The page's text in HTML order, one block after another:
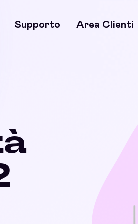
Supporto Area Clienti